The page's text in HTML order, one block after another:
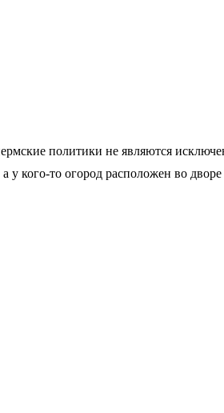
политики не являются
у кого-то огород расположен во